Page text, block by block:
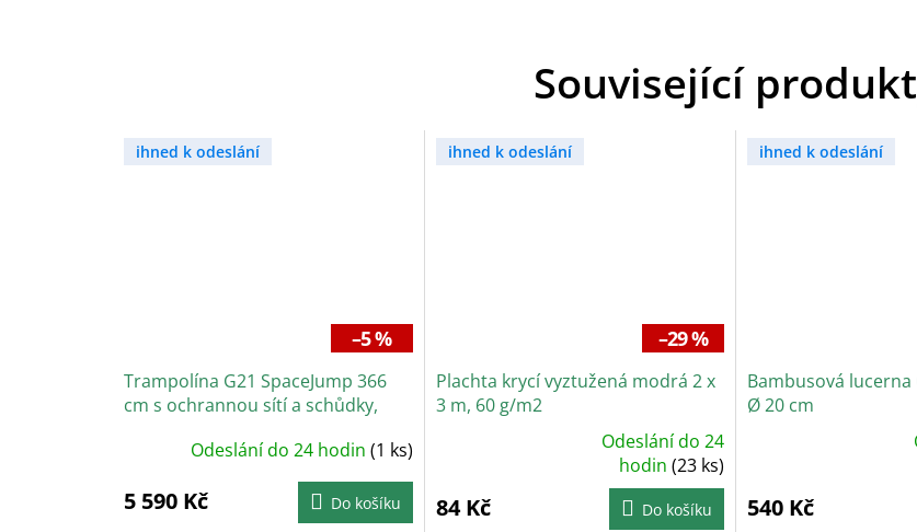
Související
ihned k odeslání
–5 %
Trampolína G21 SpaceJump 366
cm s ochrannou sítí a schůdky,
Odeslání do 24 hodin (1 ks)
5 590 Kč Do košíku
ihned k odeslání
–29 %
Plachta krycí vyztužená modrá 2 x
3 m, 60 g/m2
5,0
z
Odeslání do 24
hodin(23 ks)
84 Kč Do košíku
ihned k odeslání
Bambusová
Ø 20 cm
5,0
z
540 Kč